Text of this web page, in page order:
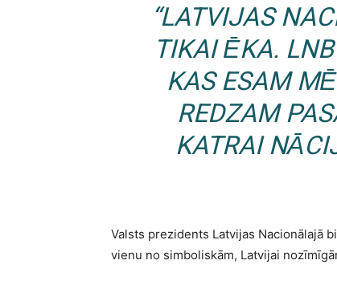
“LATVIJAS
TIKAI ĒKA.
KAS ESAM
REDZAM
KATRAI
Valsts prezidents Latvijas Nacionālajā
vienu no simboliskām, Latvijai